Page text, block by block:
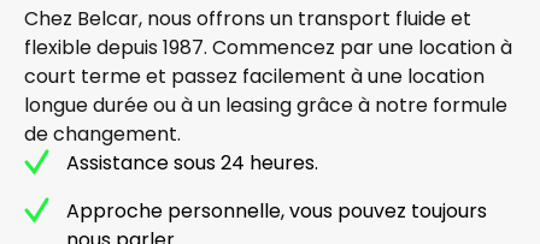
Chez Belcar, nous offrons un transport fluide et
flexible depuis 1987. Commencez par une location à
court terme et passez facilement à une location
longue durée ou à un leasing grâce à notre formule
de changement.
Assistance sous 24 heures.
Approche personnelle, vous pouvez toujours